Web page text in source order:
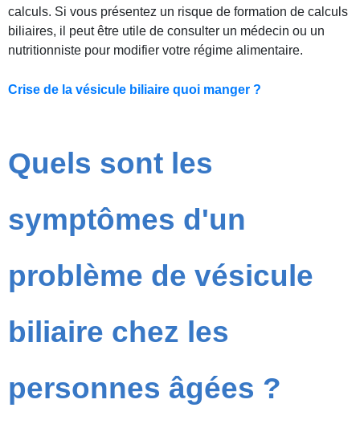
calculs. Si vous présentez un risque de formation de calculs
biliaires, il peut être utile de consulter un médecin ou un
nutritionniste pour modifier votre régime alimentaire.
Crise de la vésicule biliaire quoi manger ?
Quels sont les
symptômes d'un
problème de vésicule
biliaire chez les
personnes âgées ?